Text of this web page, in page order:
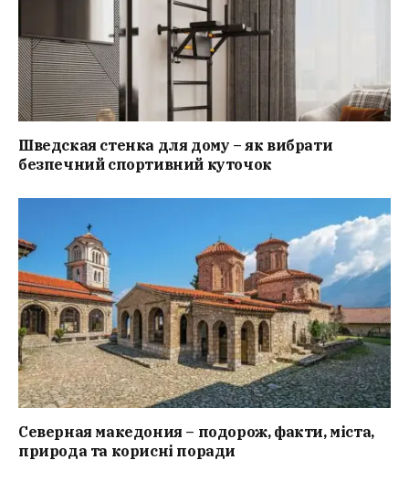
Шведская стенка для дому – як вибрати
безпечний спортивний куточок
Северная македония – подорож, факти, міста,
природа та корисні поради